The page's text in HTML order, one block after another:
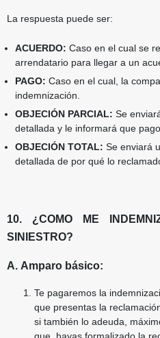
La respuesta puede ser:
ACUERDO: Caso en el cual se
arrendatario para llegar a un
PAGO: Caso en el cual, la
indemnización.
OBJECIÓN PARCIAL: Se
detallada y le informará que
OBJECIÓN TOTAL: Se enviará
detallada de por qué lo
10. ¿COMO ME
SINIESTRO?
A. Amparo básico:
Te pagaremos la
que presentas la
si también lo adeuda,